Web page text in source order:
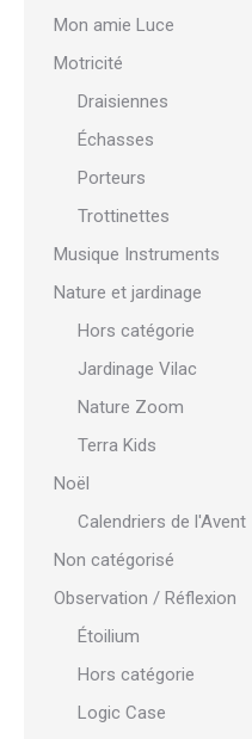
Mon amie Luce
Motricité
Draisiennes
Échasses
Porteurs
Trottinettes
Musique Instruments
Nature et jardinage
Hors catégorie
Jardinage Vilac
Nature Zoom
Terra Kids
Noël
Calendriers de l'Avent
Non catégorisé
Observation / Réflexion
Étoilium
Hors catégorie
Logic Case